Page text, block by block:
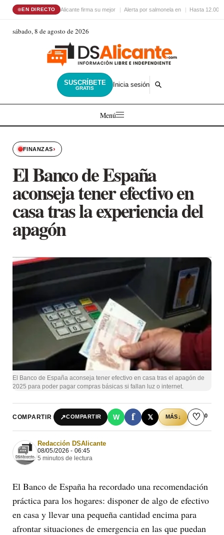
EN DIRECTO Alicante firma su mejor Alerta por salmonela en Hasta 12.000
sábado, 8 de agosto de 2026
SUSCRÍBETE
GRATIS Inicia sesión
Menú
FINANZAS›
El Banco de España
aconseja tener efectivo en
casa tras la experiencia del
apagón
El Banco de España aconseja tener efectivo en casa tras el apagón de
2025 para poder pagar compras básicas si fallan luz o internet.
COMPARTIR ↗COMPARTIR W f 𝕏 MÁS↓ ♡ 0
Redacción DSAlicante
08/05/2026 - 06:45
5 minutos de lectura
El Banco de España ha recordado una recomendación
práctica para los hogares: disponer de algo de efectivo
en casa y llevar una pequeña cantidad encima para
afrontar situaciones de emergencia en las que puedan